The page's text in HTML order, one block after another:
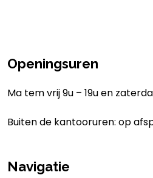
Openingsuren
Ma tem vrij 9u – 19u en
Buiten de kantooruren: op
Navigatie